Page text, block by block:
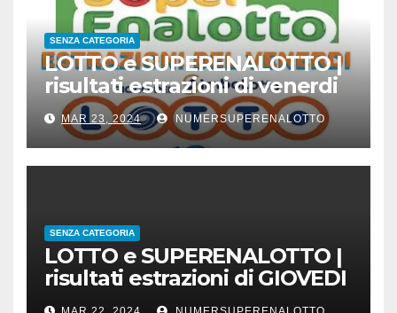
SENZA CATEGORIA
LOTTO e SUPERENALOTTO |
risultati estrazioni di venerdi
22 marzo 2024
MAR 23, 2024 NUMERSUPERENALOTTO
SENZA CATEGORIA
LOTTO e SUPERENALOTTO |
risultati estrazioni di GIOVEDI
21 marzo 2024